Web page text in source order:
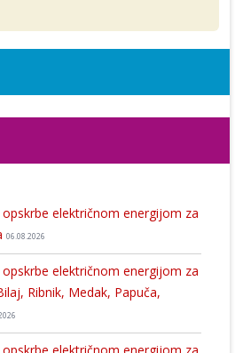
električnom energijom za
06.08.2026
električnom energijom za
Ribnik, Medak, Papuča,